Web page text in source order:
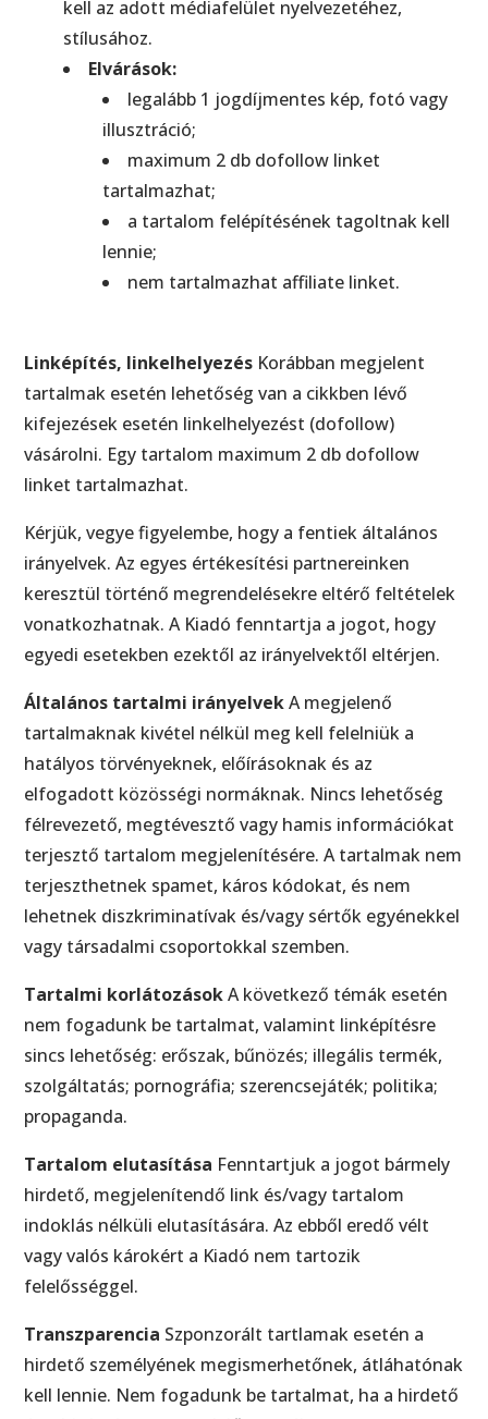
kell az adott médiafelület nyelvezetéhez,
stílusához.
Elvárások:
legalább 1 jogdíjmentes kép, fotó vagy
illusztráció;
maximum 2 db dofollow linket
tartalmazhat;
a tartalom felépítésének tagoltnak kell
lennie;
nem tartalmazhat affiliate linket.
Linképítés, linkelhelyezés Korábban megjelent
tartalmak esetén lehetőség van a cikkben lévő
kifejezések esetén linkelhelyezést (dofollow)
vásárolni. Egy tartalom maximum 2 db dofollow
linket tartalmazhat.
Kérjük, vegye figyelembe, hogy a fentiek általános
irányelvek. Az egyes értékesítési partnereinken
keresztül történő megrendelésekre eltérő feltételek
vonatkozhatnak. A Kiadó fenntartja a jogot, hogy
egyedi esetekben ezektől az irányelvektől eltérjen.
Általános tartalmi irányelvekA megjelenő
tartalmaknak kivétel nélkül meg kell felelniük a
hatályos törvényeknek, előírásoknak és az
elfogadott közösségi normáknak. Nincs lehetőség
félrevezető, megtévesztő vagy hamis információkat
terjesztő tartalom megjelenítésére. A tartalmak nem
terjeszthetnek spamet, káros kódokat, és nem
lehetnek diszkriminatívak és/vagy sértők egyénekkel
vagy társadalmi csoportokkal szemben.
Tartalmi korlátozásokA következő témák esetén
nem fogadunk be tartalmat, valamint linképítésre
sincs lehetőség: erőszak, bűnözés; illegális termék,
szolgáltatás; pornográfia; szerencsejáték; politika;
propaganda.
Tartalom elutasítása Fenntartjuk a jogot bármely
hirdető, megjelenítendő link és/vagy tartalom
indoklás nélküli elutasítására. Az ebből eredő vélt
vagy valós károkért a Kiadó nem tartozik
felelősséggel.
Transzparencia Szponzorált tartlamak esetén a
hirdető személyének megismerhetőnek, átláhatónak
kell lennie. Nem fogadunk be tartalmat, ha a hirdető